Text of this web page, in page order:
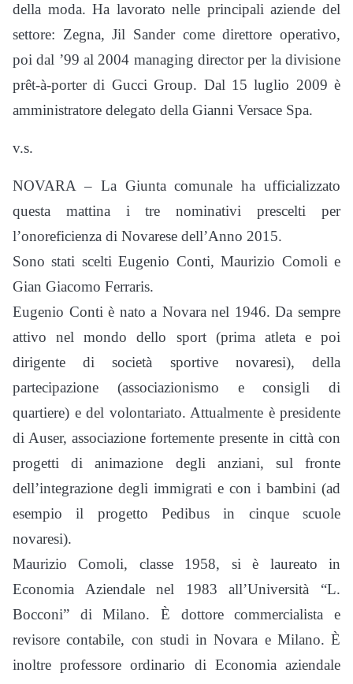
della moda. Ha lavorato nelle principali aziende del
settore: Zegna, Jil Sander come direttore operativo,
poi dal ’99 al 2004 managing director per la divisione
prêt-à-porter di Gucci Group. Dal 15 luglio 2009 è
amministratore delegato della Gianni Versace Spa.
v.s.
NOVARA – La Giunta comunale ha ufficializzato
questa mattina i tre nominativi prescelti per
l’onoreficienza di Novarese dell’Anno 2015.
Sono stati scelti Eugenio Conti, Maurizio Comoli e
Gian Giacomo Ferraris.
Eugenio Conti è nato a Novara nel 1946. Da sempre
attivo nel mondo dello sport (prima atleta e poi
dirigente di società sportive novaresi), della
partecipazione (associazionismo e consigli di
quartiere) e del volontariato. Attualmente è presidente
di Auser, associazione fortemente presente in città con
progetti di animazione degli anziani, sul fronte
dell’integrazione degli immigrati e con i bambini (ad
esempio il progetto Pedibus in cinque scuole
novaresi).
Maurizio Comoli, classe 1958, si è laureato in
Economia Aziendale nel 1983 all’Università “L.
Bocconi” di Milano. È dottore commercialista e
revisore contabile, con studi in Novara e Milano. È
inoltre professore ordinario di Economia aziendale